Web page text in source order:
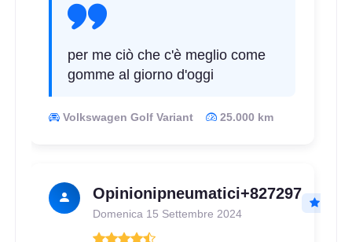
per me ciò che c'è meglio come
gomme al giorno d'oggi
Volkswagen Golf Variant 25.000 km
Opinionipneumatici+827297
Domenica 15 Settembre 2024